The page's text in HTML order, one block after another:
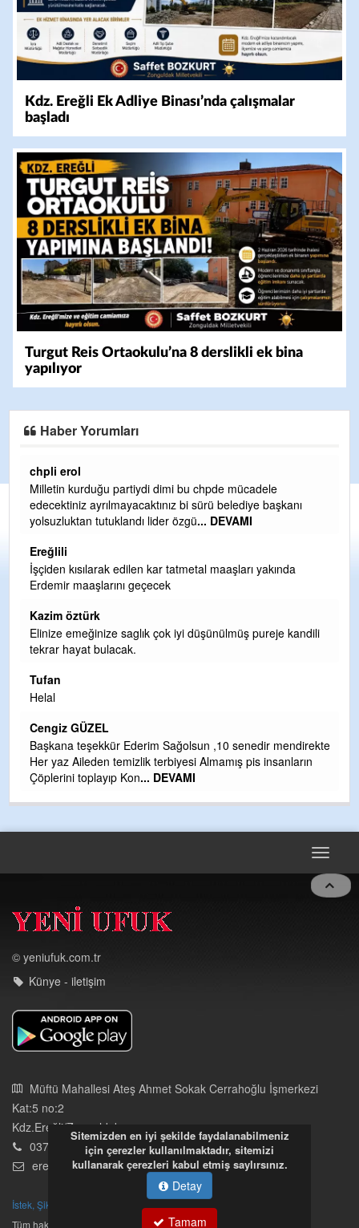
Kdz. Ereğli Ek Adliye Binası’nda çalışmalar
başladı
Turgut Reis Ortaokulu’na 8 derslikli ek bina
yapılıyor
Haber Yorumları
Ereğlili
Ereğli Futbol Kulübünü Erdemir'i özelleştirenler düşünsün
ve sahip çıksınlar. Erdemir özelleştirilmeseydi sponsor
olurdu ve para probl... DEVAMI
Ereğlili
Tebrikler başkanım ve yönetim kurulu, güzel bir
hizmet.Ereğlimizin terası sayenizde huzur ve ahlak bulacak
Halil Aydın
Birol Şahin ülke hizmetine çeyrek asır damgasını vurmuş
değiştirmeden küsmeden yunus
Çırak ustasından öğrenir kısmet bağlamayı... Ben İbrahim
Yalçını tebrik ediyorum.
CEVDET YILMAZ
TARAFINDAN BAŞLATILDI, ETRASFINDA YERLEŞİM YERI
© yeniufuk.com.tr
Künye - iletişim
Müftü Mahallesi Ateş Ahmet Sokak Cerrahoğlu İşmerkezi
Kat:5 no:2
03723121008
Sitemizden en iyi şekilde faydalanabilmeniz
için çerezler kullanılmaktadır, sitemizi
kullanarak çerezleri kabul etmiş saylırsınız.
Detay
Tamam